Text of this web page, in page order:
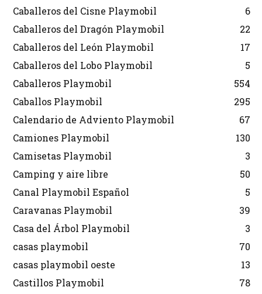
Caballeros del Cisne Playmobil
6
Caballeros del Dragón Playmobil
22
Caballeros del León Playmobil
17
Caballeros del Lobo Playmobil
5
Caballeros Playmobil
554
Caballos Playmobil
295
Calendario de Adviento Playmobil
67
Camiones Playmobil
130
Camisetas Playmobil
3
Camping y aire libre
50
Canal Playmobil Español
5
Caravanas Playmobil
39
Casa del Árbol Playmobil
3
casas playmobil
70
casas playmobil oeste
13
Castillos Playmobil
78